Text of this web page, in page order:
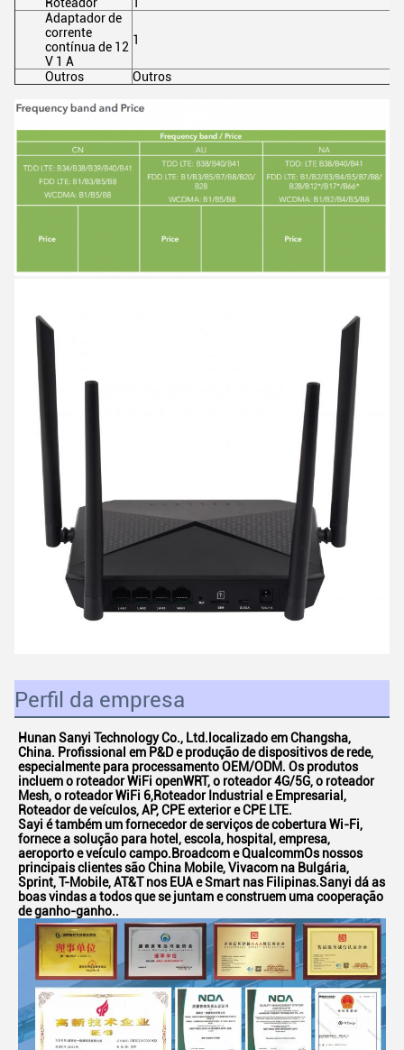
Adaptador de
corrente
contínua de 12
V 1 A
1
Outros Outros
Perfil da empresa
Hunan Sanyi Technology Co., Ltd. localizado em Changsha,
China. Profissional em P&D e produção de dispositivos de rede,
especialmente para processamento OEM/ODM. Os produtos
incluem o roteador WiFi openWRT, o roteador 4G/5G, o roteador
Mesh, o roteador WiFi 6,Roteador Industrial e Empresarial,
Roteador de veículos, AP, CPE exterior e CPE LTE.
Sayi é também um fornecedor de serviços de cobertura Wi-Fi,
fornece a solução para hotel, escola, hospital, empresa,
aeroporto e veículo campo.Broadcom e QualcommOs nossos
principais clientes são China Mobile, Vivacom na Bulgária,
Sprint, T-Mobile, AT&T nos EUA e Smart nas Filipinas.Sanyi dá as
boas vindas a todos que se juntam e construem uma cooperação
de ganho-ganho..